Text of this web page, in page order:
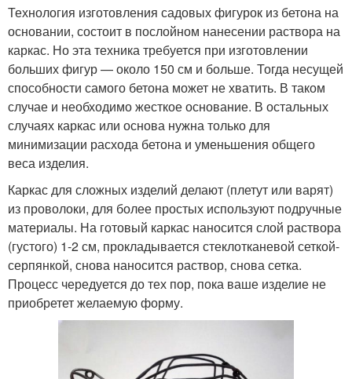
Технология изготовления садовых фигурок из бетона на
основании, состоит в послойном нанесении раствора на
каркас. Но эта техника требуется при изготовлении
больших фигур — около 150 см и больше. Тогда несущей
способности самого бетона может не хватить. В таком
случае и необходимо жесткое основание. В остальных
случаях каркас или основа нужна только для
минимизации расхода бетона и уменьшения общего
веса изделия.
Каркас для сложных изделий делают (плетут или варят)
из проволоки, для более простых используют подручные
материалы. На готовый каркас наносится слой раствора
(густого) 1-2 см, прокладывается стеклотканевой сеткой-
серпянкой, снова наносится раствор, снова сетка.
Процесс чередуется до тех пор, пока ваше изделие не
приобретет желаемую форму.